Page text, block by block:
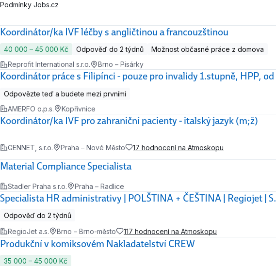
Podmínky Jobs.cz
Koordinátor/ka IVF léčby s angličtinou a francouzštinou
40 000 ‍–‍ 45 000 Kč Odpověď do 2 týdnů
Možnost občasné práce z domova
Reprofit International s.r.o.
Brno – Pisárky
Koordinátor práce s Filipínci - pouze pro invalidy 1.stupně, HPP,
Odpovězte teď a budete mezi prvními
AMERFO o.p.s.
Kopřivnice
Koordinátor/ka IVF pro zahraniční pacienty - italský jazyk (m;ž)
GENNET, s.r.o. Praha – Nové Město 17 hodnocení na Atmoskopu
Material Compliance Specialista
Stadler Praha s.r.o. Praha – Radlice
Specialista HR administrativy | POLŠTINA + ČEŠTINA | Regiojet |
Odpověď do 2 týdnů
RegioJet a.s.
Brno – Brno-město 117 hodnocení na Atmoskopu
Produkční v komiksovém Nakladatelství CREW
35 000 ‍–‍ 45 000 Kč